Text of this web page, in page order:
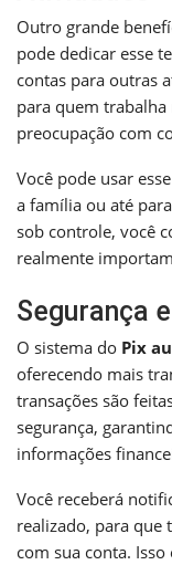
Outro grande
pode dedicar esse
contas para outras
para quem
preocupação com
Você pode usar
a família ou até
sob controle, você
realmente
Segurança
O sistema do Pix
oferecendo mais
transações são
segurança,
informações
Você receberá
realizado, para que
com sua conta.